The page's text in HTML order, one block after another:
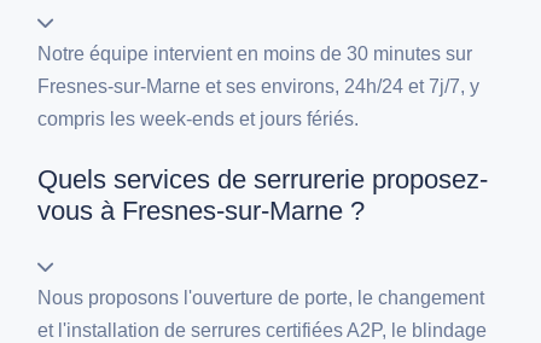
Notre équipe intervient en moins de 30 minutes sur
Fresnes-sur-Marne et ses environs, 24h/24 et 7j/7, y
compris les week-ends et jours fériés.
Quels services de serrurerie proposez-
vous à Fresnes-sur-Marne ?
Nous proposons l'ouverture de porte, le changement
et l'installation de serrures certifiées A2P, le blindage